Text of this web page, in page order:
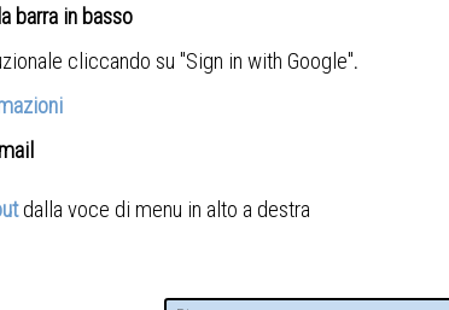
barra in basso
cliccando su "Sign in with Google".
dalla voce di menu in alto a destra